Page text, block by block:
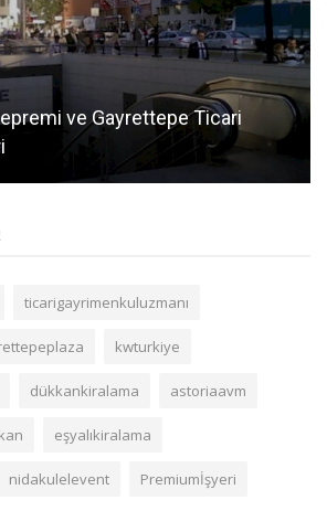
ve Gayrettepe Ticari
ticarigayrimenkuluzmanı
kwturkiye
dükkankiralama astoriaavm
eşyalıkiralama
nidakulelevent Premiumİşyeri